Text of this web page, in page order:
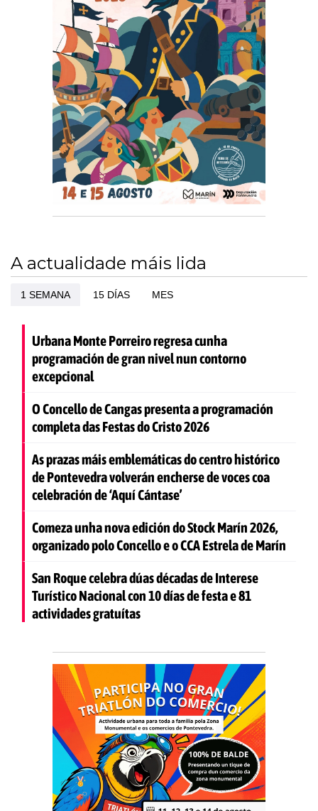
A actualidade máis lida
1 SEMANA 15 DÍAS MES
Urbana Monte Porreiro regresa cunha
programación de gran nivel nun contorno
excepcional
O Concello de Cangas presenta a programación
completa das Festas do Cristo 2026
As prazas máis emblemáticas do centro histórico
de Pontevedra volverán encherse de voces coa
celebración de ‘Aquí Cántase’
Comeza unha nova edición do Stock Marín 2026,
organizado polo Concello e o CCA Estrela de Marín
San Roque celebra dúas décadas de Interese
Turístico Nacional con 10 días de festa e 81
actividades gratuítas